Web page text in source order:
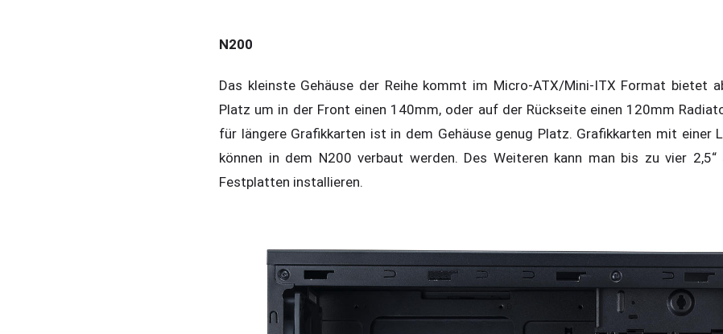
N200
Das kleinste Gehäuse der Reihe kommt im Micro-ATX/Mini-ITX Format bietet
Platz um in der Front einen 140mm, oder auf der Rückseite einen 120mm
für längere Grafikkarten ist in dem Gehäuse genug Platz. Grafikkarten mit einer
können in dem N200 verbaut werden. Des Weiteren kann man bis zu vier 2,5“
Festplatten installieren.